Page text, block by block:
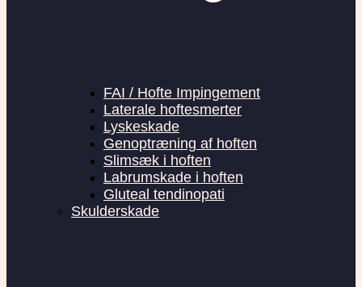
FAI / Hofte Impingement
Laterale hoftesmerter
Lyskeskade
Genoptræning af hoften
Slimsæk i hoften
Labrumskade i hoften
Gluteal tendinopati
Skulderskade